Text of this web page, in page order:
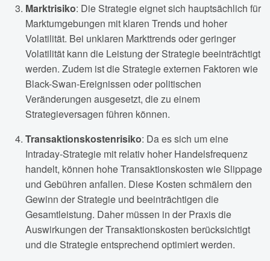
Marktrisiko: Die Strategie eignet sich hauptsächlich für
Marktumgebungen mit klaren Trends und hoher
Volatilität. Bei unklaren Markttrends oder geringer
Volatilität kann die Leistung der Strategie beeinträchtigt
werden. Zudem ist die Strategie externen Faktoren wie
Black-Swan-Ereignissen oder politischen
Veränderungen ausgesetzt, die zu einem
Strategieversagen führen können.
Transaktionskostenrisiko: Da es sich um eine
Intraday-Strategie mit relativ hoher Handelsfrequenz
handelt, können hohe Transaktionskosten wie Slippage
und Gebühren anfallen. Diese Kosten schmälern den
Gewinn der Strategie und beeinträchtigen die
Gesamtleistung. Daher müssen in der Praxis die
Auswirkungen der Transaktionskosten berücksichtigt
und die Strategie entsprechend optimiert werden.